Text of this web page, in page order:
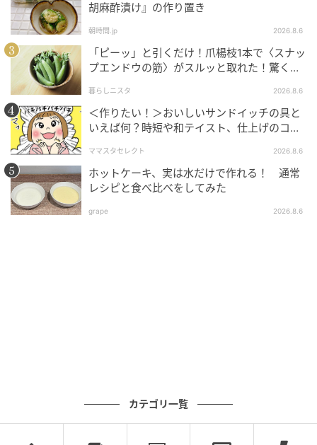
源泉掛け流しの天然温泉とサウナ
各客室にはサウナと源泉掛け流しの天然温泉を備えて
います。
自然と静寂の中で心身を整える、贅沢な癒しの時間を
過ごせます。
胡麻酢漬け』の作り置き
朝時間.jp 2026.8.6
「ピーッ」と引くだけ！爪楊枝1本で〈スナッ
プエンドウの筋〉がスルッと取れた！驚くほ
暮らしニスタ 2026.8.6
＜作りたい！＞おいしいサンドイッチの具と
いえば何？時短や和テイスト、仕上げのコツ
ママスタセレクト 2026.8.6
ホットケーキ、実は水だけで作れる！ 通常
レシピと食べ比べをしてみた
grape 2026.8.6
カテゴリ一覧